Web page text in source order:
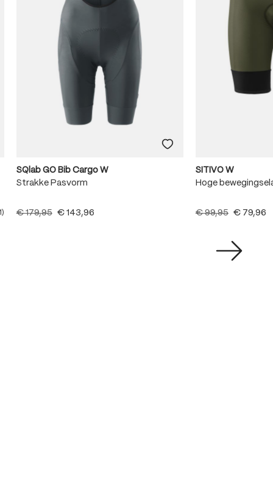
waardering van 5 van 5 sterren
SQlab GO Bib Cargo W
Strakke Pasvorm
€ 179,95 € 143,96
SITIVO W
Hoge
€ 99,95 € 79,96